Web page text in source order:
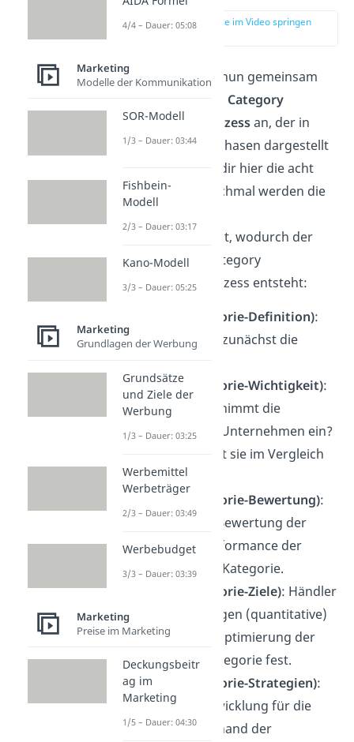
zur Stelle im Video springen
Schauen wir uns nun gemeinsam
Category
Management Prozessan, der in
sechs oder acht Phasen dargestellt
wird. Wir führen dir hier die acht
Phasen auf. Manchmal werden die
zusammengefasst, wodurch der
sechschrittige Category
Management Prozess entsteht:
Phase (Kategorie-Definition):
Du definierst zunächst die
Phase (Kategorie-Wichtigkeit):
Welche Rolle nimmt die
Kategorie im Unternehmen ein?
Wie wichtig ist sie im Vergleich
zu anderen?
Phase (Kategorie-Bewertung):
Analyse und Bewertung der
aktuellen Performance der
betrachteten Kategorie.
Phase (Kategorie-Ziele): Händler
und Marke legen (quantitative)
Ziele für die Optimierung der
jeweiligen Kategorie fest.
Phase (Kategorie-Strategien):
Strategieentwicklung für die
Kategorie anhand der
4/4 – Dauer: 05:08
Marketing
Modelle der Kommunikation
SOR-Modell
1/3 – Dauer: 03:44
Fishbein-
Modell
2/3 – Dauer: 03:17
Kano-Modell
3/3 – Dauer: 05:25
Marketing
Grundlagen der Werbung
Grundsätze
und Ziele der
Werbung
1/3 – Dauer: 03:25
Werbemittel
Werbeträger
2/3 – Dauer: 03:49
Werbebudget
3/3 – Dauer: 03:39
Marketing
Preise im Marketing
Deckungsbeitr
ag im
Marketing
1/5 – Dauer: 04:30